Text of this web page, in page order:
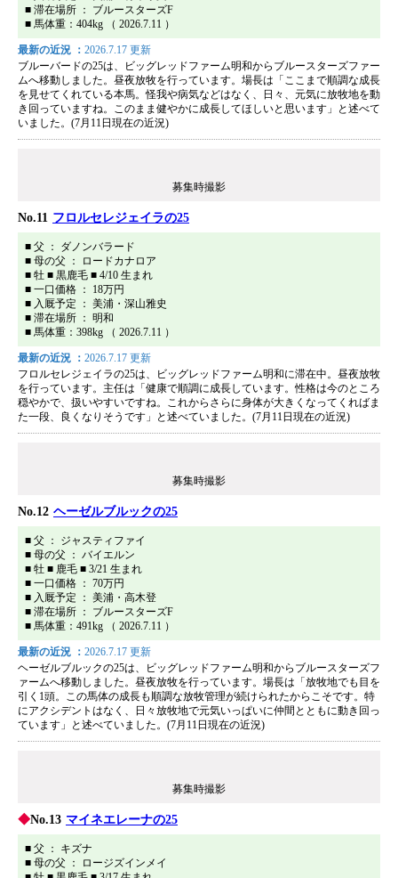
■ 滞在場所 ： ブルースターズF
■ 馬体重：404kg （ 2026.7.11 ）
最新の近況 ： 2026.7.17 更新
ブルーバードの25は、ビッグレッドファーム明和からブルースターズファー
ムへ移動しました。昼夜放牧を行っています。場長は「ここまで順調な成長
を見せてくれている本馬。怪我や病気などはなく、日々、元気に放牧地を動
き回っていますね。このまま健やかに成長してほしいと思います」と述べて
いました。(7月11日現在の近況)
募集時撮影
No.11 フロルセレジェイラの25
■ 父 ： ダノンバラード
■ 母の父 ： ロードカナロア
■ 牡 ■ 黒鹿毛 ■ 4/10 生まれ
■ 一口価格 ： 18万円
■ 入厩予定 ： 美浦・深山雅史
■ 滞在場所 ： 明和
■ 馬体重：398kg （ 2026.7.11 ）
最新の近況 ： 2026.7.17 更新
フロルセレジェイラの25は、ビッグレッドファーム明和に滞在中。昼夜放牧
を行っています。主任は「健康で順調に成長しています。性格は今のところ
穏やかで、扱いやすいですね。これからさらに身体が大きくなってくればま
た一段、良くなりそうです」と述べていました。(7月11日現在の近況)
募集時撮影
No.12 ヘーゼルブルックの25
■ 父 ： ジャスティファイ
■ 母の父 ： バイエルン
■ 牡 ■ 鹿毛 ■ 3/21 生まれ
■ 一口価格 ： 70万円
■ 入厩予定 ： 美浦・高木登
■ 滞在場所 ： ブルースターズF
■ 馬体重：491kg （ 2026.7.11 ）
最新の近況 ： 2026.7.17 更新
ヘーゼルブルックの25は、ビッグレッドファーム明和からブルースターズフ
ァームへ移動しました。昼夜放牧を行っています。場長は「放牧地でも目を
引く1頭。この馬体の成長も順調な放牧管理が続けられたからこそです。特
にアクシデントはなく、日々放牧地で元気いっぱいに仲間とともに動き回っ
ています」と述べていました。(7月11日現在の近況)
募集時撮影
No.13 マイネエレーナの25
■ 父 ： キズナ
■ 母の父 ： ロージズインメイ